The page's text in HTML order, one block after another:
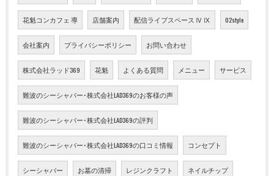
花魁コンカフェ 導 店舗案内 配信ライブスペース Ⅳ Ⅸ 02style
会社案内 プライバシーポリシー お問い合わせ
株式会社ラッド369 花魁 よくある質問 メニュー サービス
難波のシーシャバー･株式会社LAD369のお客様の声
難波のシーシャバー･株式会社LAD369の評判
難波のシーシャバー･株式会社LAD369の口コミ情報 コンセプト
シーシャバー お墓の清掃 レジンクラフト ネイルチップ